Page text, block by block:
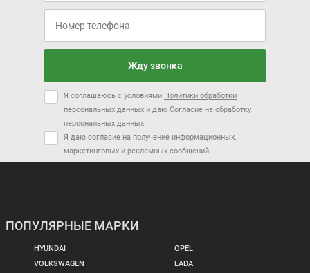
Жду звонка
Я соглашаюсь с условиями Политики обработки
персональных данных и даю Согласие на обработку
персональных данных
Я даю согласие на получение информационных,
маркетинговых и рекламных сообщений
ПОПУЛЯРНЫЕ МАРКИ
HYUNDAI
VOLKSWAGEN
OPEL
LADA